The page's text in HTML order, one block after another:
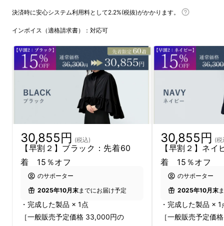
決済時に安心システム利用料として2.2%(税抜)がかかります。
インボイス（適格請求書）：対応可
30,855円 (税込)
【早割２】ブラック：先着60
着 15％オフ
のサポーター
2025年10月末までにお届け予定
・完成した製品 × 1点
［一般販売予定価格 33,000円の
30,855円 (税
【早割２】ネ
着 15％オフ
のサポーター
2025年10月末
・完成した製品 × 1
［一般販売予定価